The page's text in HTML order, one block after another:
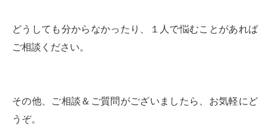
どうしても分からなかったり、１人で悩むことがあれば
ご相談ください。
その他、ご相談＆ご質問がございましたら、お気軽にど
うぞ。